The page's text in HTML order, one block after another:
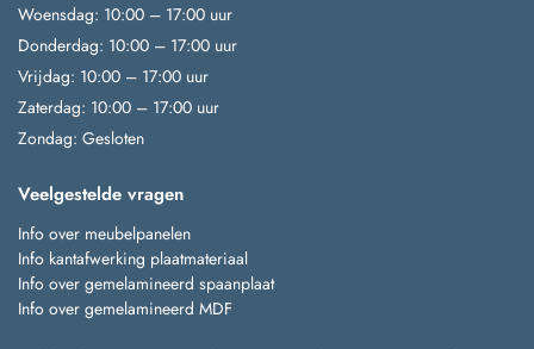
Woensdag: 10:00 – 17:00 uur
Donderdag: 10:00 – 17:00 uur
Vrijdag: 10:00 – 17:00 uur
Zaterdag: 10:00 – 17:00 uur
Zondag: Gesloten
Veelgestelde vragen
Info over meubelpanelen
Info kantafwerking plaatmateriaal
Info over gemelamineerd spaanplaat
Info over gemelamineerd MDF